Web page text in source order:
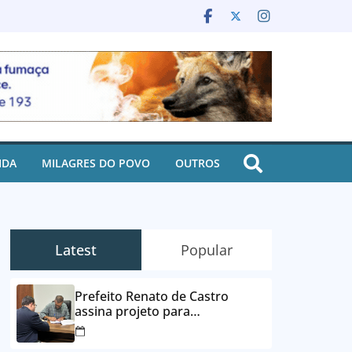
MILAGRES DO POVO OUTROS
Latest Popular
Prefeito Renato de Castro
assina projeto para
desbloqueio de contas e
parcelamento de dívidas em até